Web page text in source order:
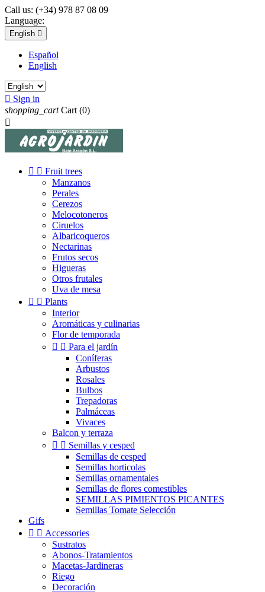
Call us: (+34) 978 87 08 09
Language:
English 
Español
English
 Sign in
shopping_cart Cart (0)

  Fruit trees
Manzanos
Perales
Cerezos
Melocotoneros
Ciruelos
Albaricoqueros
Nectarinas
Frutos secos
Higueras
Otros frutales
Uva de mesa
  Plants
Interior
Aromáticas y culinarias
Flor de temporada
  Para el jardín
Coníferas
Arbustos
Rosales
Bulbos
Trepadoras
Palmáceas
Vivaces
Balcon y terraza
  Semillas y cesped
Semillas de cesped
Semillas horticolas
Semillas ornamentales
Semillas de flores comestibles
SEMILLAS PIMIENTOS PICANTES
Semillas Tomate Selección
Gifs
  Accessories
Sustratos
Abonos-Tratamientos
Macetas-Jardineras
Riego
Decoración